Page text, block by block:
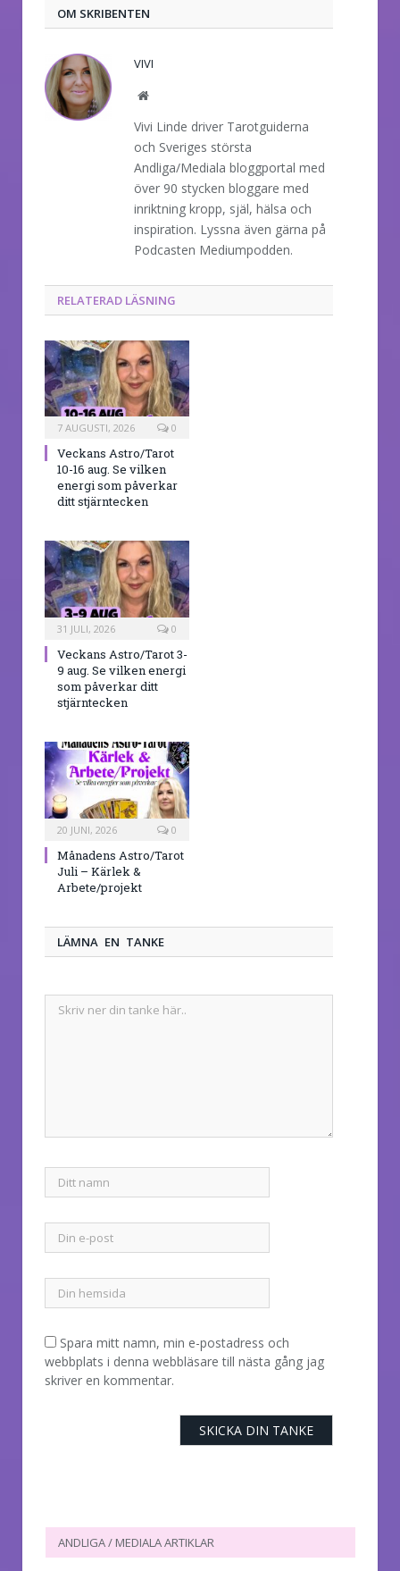
OM SKRIBENTEN
VIVI
Website
Vivi Linde driver Tarotguiderna
och Sveriges största
Andliga/Mediala bloggportal med
över 90 stycken bloggare med
inriktning kropp, själ, hälsa och
inspiration. Lyssna även gärna på
Podcasten Mediumpodden.
RELATERAD LÄSNING
7 AUGUSTI, 2026 0
Veckans Astro/Tarot
10-16 aug. Se vilken
energi som påverkar
ditt stjärntecken
31 JULI, 2026 0
Veckans Astro/Tarot 3-
9 aug. Se vilken energi
som påverkar ditt
stjärntecken
20 JUNI, 2026 0
Månadens Astro/Tarot
Juli – Kärlek &
Arbete/projekt
LÄMNA EN TANKE
Spara mitt namn, min e-postadress och
webbplats i denna webbläsare till nästa gång jag
skriver en kommentar.
ANDLIGA / MEDIALA ARTIKLAR